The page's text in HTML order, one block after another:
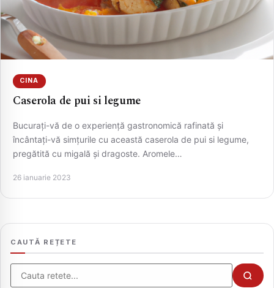
CINA
Caserola de pui si legume
Bucurați-vă de o experiență gastronomică rafinată și
încântați-vă simțurile cu această caserola de pui si legume,
pregătită cu migală și dragoste. Aromele…
26 ianuarie 2023
CAUTĂ REȚETE
Cauta